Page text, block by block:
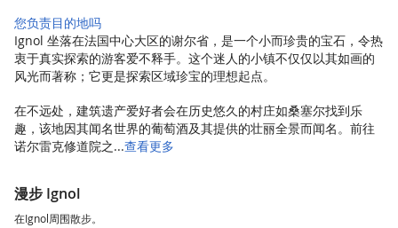
您负责目的地吗
Ignol 坐落在法国中心大区的谢尔省，是一个小而珍贵的宝石，令热
衷于真实探索的游客爱不释手。这个迷人的小镇不仅仅以其如画的
风光而著称；它更是探索区域珍宝的理想起点。
在不远处，建筑遗产爱好者会在历史悠久的村庄如桑塞尔找到乐
趣，该地因其闻名世界的葡萄酒及其提供的壮丽全景而闻名。前往
诺尔雷克修道院之...查看更多
漫步 Ignol
在Ignol周围散步。